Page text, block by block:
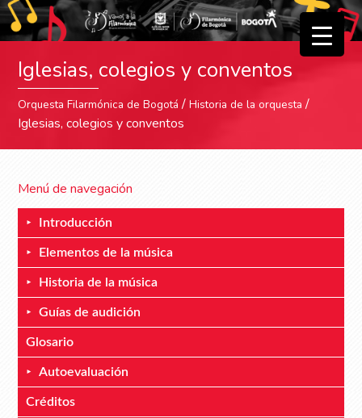
Iglesias, colegios y conventos
Orquesta Filarmónica de Bogotá /Historia de la orquesta /
Iglesias, colegios y conventos
Menú de navegación
Introducción
Elementos de la música
Historia de la música
Guías de audición
Glosario
Autoevaluación
Créditos